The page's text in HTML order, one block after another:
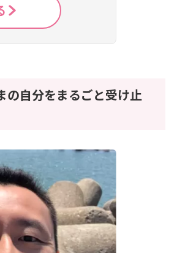
の自分をまるごと受け止